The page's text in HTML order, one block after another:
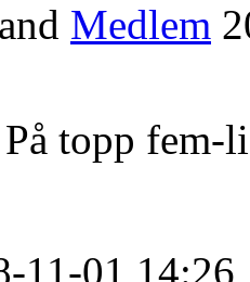
Medlem
topp fem-
11-01 14:26